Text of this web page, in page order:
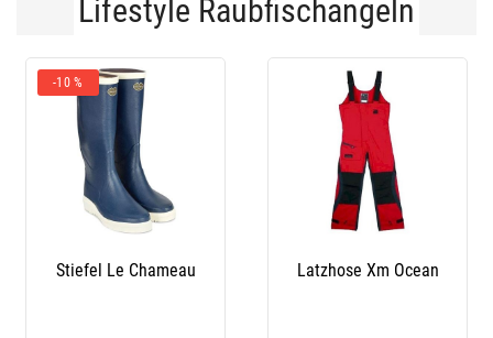
Lifestyle Raubfischangeln
-10 %
Stiefel Le Chameau Latzhose Xm Ocean